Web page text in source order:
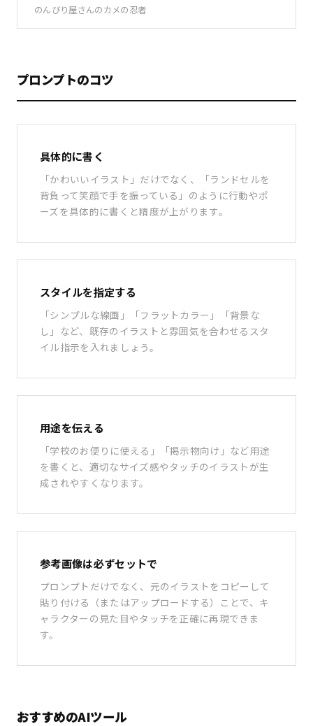
のんびり屋さんのカメの忍者
プロンプトのコツ
具体的に書く
「かわいいイラスト」だけでなく、「ランドセルを
背負って笑顔で手を振っている」のように行動やポ
ーズを具体的に書くと精度が上がります。
スタイルを指定する
「シンプルな線画」「フラットカラー」「背景な
し」など、既存のイラストと雰囲気を合わせるスタ
イル指示を入れましょう。
用途を伝える
「学校のお便りに使える」「掲示物向け」など用途
を書くと、適切なサイズ感やタッチのイラストが生
成されやすくなります。
参考画像は必ずセットで
プロンプトだけでなく、元のイラストをコピーして
貼り付ける（またはアップロードする）ことで、キ
ャラクターの見た目やタッチを正確に再現できま
す。
おすすめのAIツール